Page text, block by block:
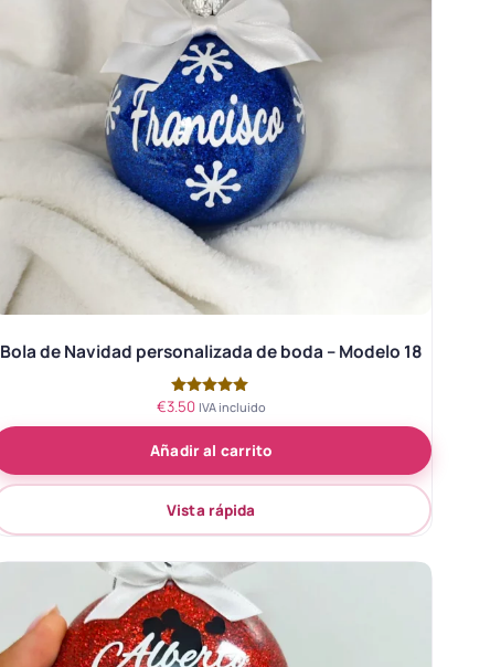
Bola de Navidad personalizada de boda – Modelo 18
Valorado
de 5
€3.50 IVA incluido
Añadir al carrito
Vista rápida